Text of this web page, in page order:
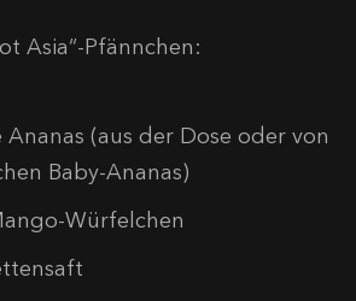
Asia“-Pfännchen:
Ananas (aus der Dose oder von
Baby-Ananas)
Würfelchen